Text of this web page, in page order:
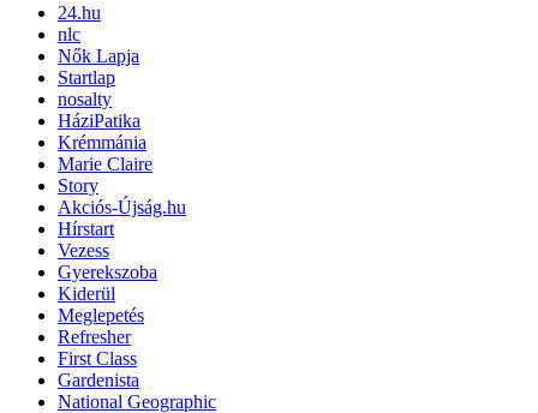
24.hu
nlc
Nők Lapja
Startlap
nosalty
HáziPatika
Krémmánia
Marie Claire
Story
Akciós-Újság.hu
Hírstart
Vezess
Gyerekszoba
Kiderül
Meglepetés
Refresher
First Class
Gardenista
National Geographic